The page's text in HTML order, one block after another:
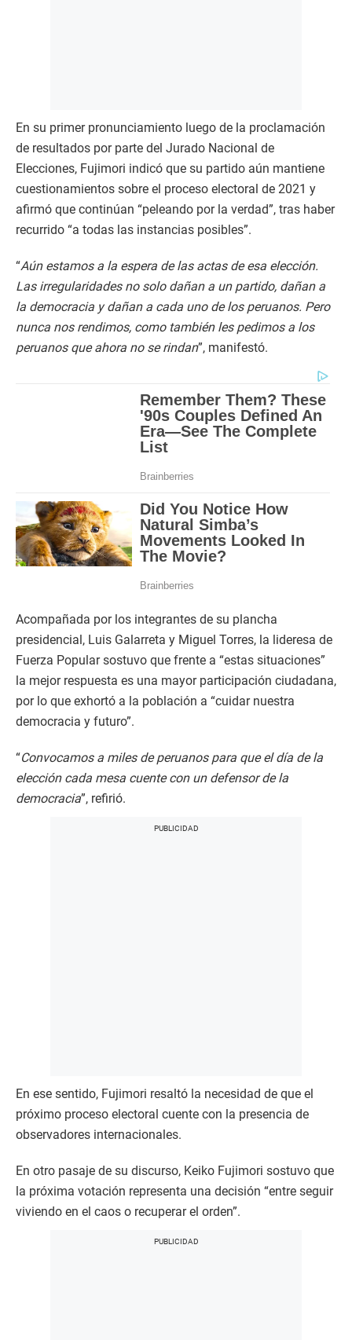
En su primer pronunciamiento luego de la proclamación
de resultados por parte del Jurado Nacional de
Elecciones, Fujimori indicó que su partido aún mantiene
cuestionamientos sobre el proceso electoral de 2021 y
afirmó que continúan “peleando por la verdad”, tras haber
recurrido “a todas las instancias posibles”.
“Aún estamos a la espera de las actas de esa elección.
Las irregularidades no solo dañan a un partido, dañan a
la democracia y dañan a cada uno de los peruanos. Pero
nunca nos rendimos, como también les pedimos a los
peruanos que ahora no se rindan”, manifestó.
Acompañada por los integrantes de su plancha
presidencial, Luis Galarreta y Miguel Torres, la lideresa de
Fuerza Popular sostuvo que frente a “estas situaciones”
la mejor respuesta es una mayor participación ciudadana,
por lo que exhortó a la población a “cuidar nuestra
democracia y futuro”.
“Convocamos a miles de peruanos para que el día de la
elección cada mesa cuente con un defensor de la
democracia”, refirió.
En ese sentido, Fujimori resaltó la necesidad de que el
próximo proceso electoral cuente con la presencia de
observadores internacionales.
En otro pasaje de su discurso, Keiko Fujimori sostuvo que
la próxima votación representa una decisión “entre seguir
viviendo en el caos o recuperar el orden”.